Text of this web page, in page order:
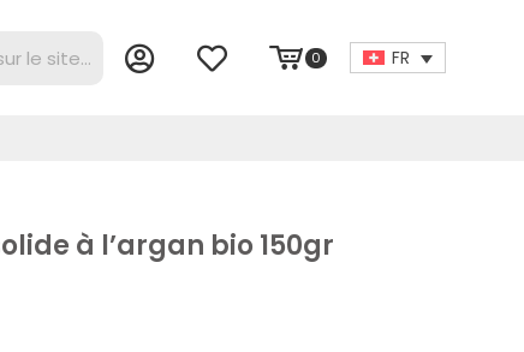
0 FR
à l’argan bio 150gr